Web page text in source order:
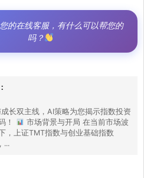
远超基准净值
的在线客服，有什么可以帮您的
吗？
长双主线，AI策略为您揭示指数投资
！
市场背景与开局 在当前市场波
，上证TMT指数与创业基础指数
...